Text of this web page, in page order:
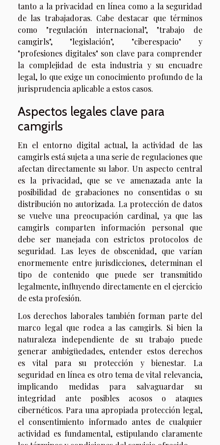
tanto a la privacidad en línea como a la seguridad
de las trabajadoras. Cabe destacar que términos
como "regulación internacional", "trabajo de
camgirls", "legislación", "ciberespacio" y
"profesiones digitales" son clave para comprender
la complejidad de esta industria y su encuadre
legal, lo que exige un conocimiento profundo de la
jurisprudencia aplicable a estos casos.
Aspectos legales clave para
camgirls
En el entorno digital actual, la actividad de las
camgirls está sujeta a una serie de regulaciones que
afectan directamente su labor. Un aspecto central
es la privacidad, que se ve amenazada ante la
posibilidad de grabaciones no consentidas o su
distribución no autorizada. La protección de datos
se vuelve una preocupación cardinal, ya que las
camgirls comparten información personal que
debe ser manejada con estrictos protocolos de
seguridad. Las leyes de obscenidad, que varían
enormemente entre jurisdicciones, determinan el
tipo de contenido que puede ser transmitido
legalmente, influyendo directamente en el ejercicio
de esta profesión.
Los derechos laborales también forman parte del
marco legal que rodea a las camgirls. Si bien la
naturaleza independiente de su trabajo puede
generar ambigüedades, entender estos derechos
es vital para su protección y bienestar. La
seguridad en línea es otro tema de vital relevancia,
implicando medidas para salvaguardar su
integridad ante posibles acosos o ataques
cibernéticos. Para una apropiada protección legal,
el consentimiento informado antes de cualquier
actividad es fundamental, estipulando claramente